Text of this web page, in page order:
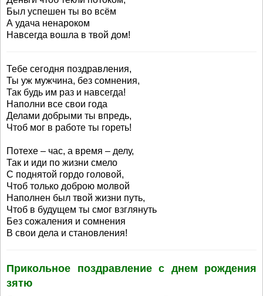
Был успешен ты во всём
А удача ненароком
Навсегда вошла в твой дом!
Тебе сегодня поздравления,
Ты уж мужчина, без сомнения,
Так будь им раз и навсегда!
Наполни все свои года
Делами добрыми ты впредь,
Чтоб мог в работе ты гореть!
Потехе – час, а время – делу,
Так и иди по жизни смело
С поднятой гордо головой,
Чтоб только доброю молвой
Наполнен был твой жизни путь,
Чтоб в будущем ты смог взглянуть
Без сожаления и сомнения
В свои дела и становления!
Прикольное поздравление с днем рождения
зятю